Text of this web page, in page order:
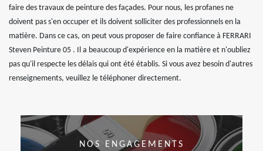
faire des travaux de peinture des façades. Pour nous, les profanes ne
doivent pas s'en occuper et ils doivent solliciter des professionnels en la
matière. Dans ce cas, on peut vous proposer de faire confiance à FERRARI
Steven Peinture 05 . Il a beaucoup d'expérience en la matière et n'oubliez
pas qu'il respecte les délais qui ont été établis. Si vous avez besoin d'autres
renseignements, veuillez le téléphoner directement.
NOS ENGAGEMENTS